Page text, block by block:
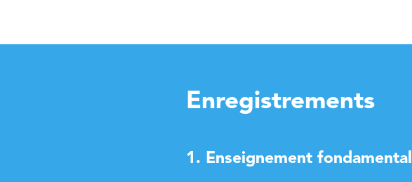
Enregistrements
1. Enseignement fondamental